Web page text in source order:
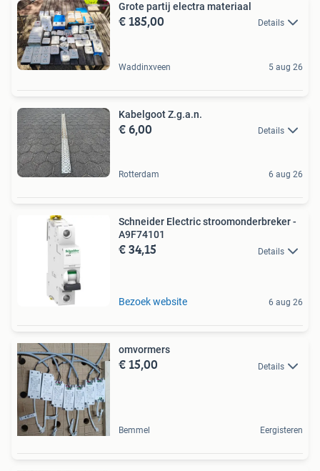
Grote partij electra materiaal
€ 185,00 Details
Waddinxveen 5 aug 26
Kabelgoot Z.g.a.n.
€ 6,00 Details
Rotterdam 6 aug 26
Schneider Electric stroomonderbreker -
A9F74101
€ 34,15 Details
Bezoek website 6 aug 26
omvormers
€ 15,00 Details
Bemmel Eergisteren